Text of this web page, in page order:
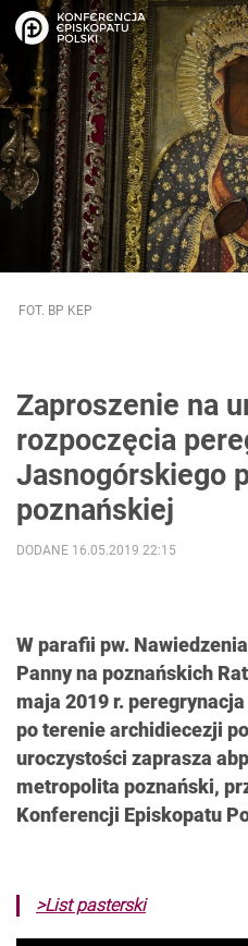
FOT. BP KEP
Zaproszenie na
rozpoczęcia
Jasnogórskiego
poznańskiej
W parafii pw.
Panny na poznańskich
maja 2019 r.
po terenie archidiecezji
uroczystości zaprasza
metropolita poznański,
Konferencji Episkopatu
DODANE 16.05.2019 22:15
>List pasterski